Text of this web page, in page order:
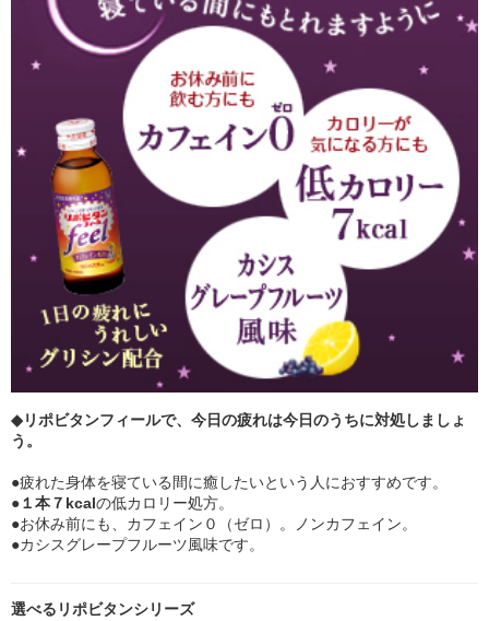
◆リポビタンフィールで、今日の疲れは今日のうちに対処しましょ
う。
●疲れた身体を寝ている間に癒したいという人におすすめです。
●１本７kcalの低カロリー処方。
●お休み前にも、カフェイン０（ゼロ）。ノンカフェイン。
●カシスグレープフルーツ風味です。
選べるリポビタンシリーズ